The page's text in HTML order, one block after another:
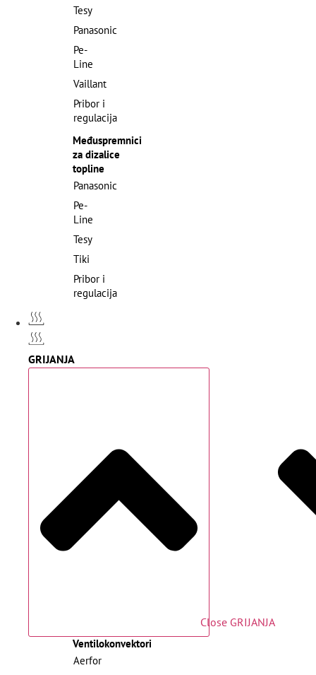
Tesy
Panasonic
Pe-
Line
Vaillant
Pribor i
regulacija
Međuspremnici
za dizalice
topline
Panasonic
Pe-
Line
Tesy
Tiki
Pribor i
regulacija
GRIJANJA
Close GRIJANJA
Ventilokonvektori
Aerfor